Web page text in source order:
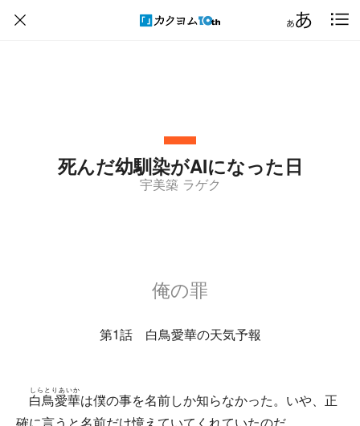
死んだ幼馴染がAIになった日
宇美築 ラゲク
俺の罪
第1話 白鳥愛華の天気予報
白鳥愛華
しらとりあいか
は僕の事を名前しか知らなかった。いや、正
確に言うと名前だけ憶えていてくれていたのだ。